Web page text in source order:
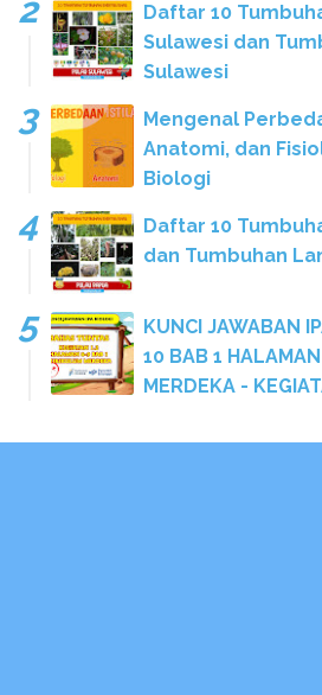
Daftar 10
Sulawesi dan
Sulawesi
Mengenal
Anatomi, dan
Biologi
Daftar 10
dan Tumbuhan
KUNCI JAWABAN
10 BAB 1
MERDEKA -